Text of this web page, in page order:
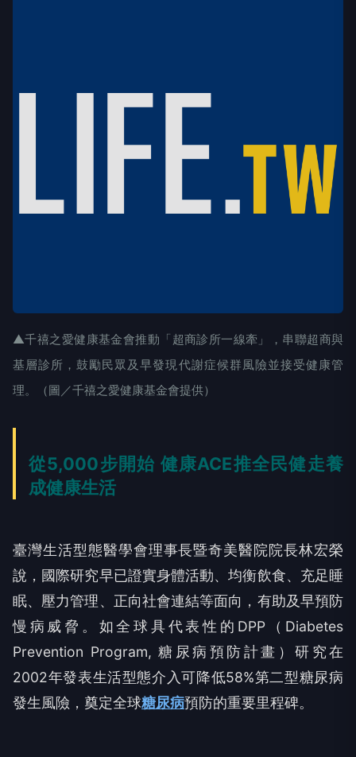
▲千禧之愛健康基金會推動「超商診所一線牽」，串聯超商與
基層診所，鼓勵民眾及早發現代謝症候群風險並接受健康管
理。（圖／千禧之愛健康基金會提供）
從5,000步開始 健康ACE推全民健走養
成健康生活
臺灣生活型態醫學會理事長暨奇美醫院院長林宏榮
說，國際研究早已證實身體活動、均衡飲食、充足睡
眠、壓力管理、正向社會連結等面向，有助及早預防
慢病威脅。如全球具代表性的DPP（Diabetes
Prevention Program, 糖尿病預防計畫）研究在
2002年發表生活型態介入可降低58%第二型糖尿病
發生風險，奠定全球糖尿病預防的重要里程碑。